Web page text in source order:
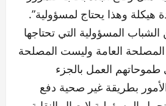
هيكلة وهذا يحتاج لمسؤولية”.
المسؤولية التي تحتاجها
المصلحة العامة وليست المصلحة
طموحاتهم العمل بالجزء
بطريقة غير صحية دفع